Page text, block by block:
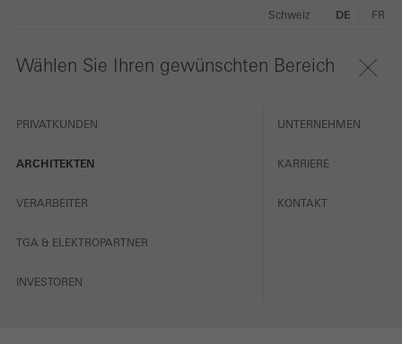
Wählen Sie Ihren gewünschten Bereich
PRIVATKUNDEN
ARCHITEKTEN
VERARBEITER
TGA & ELEKTROPARTNER
INVESTOREN
UNTERNEHMEN
KARRIERE
KONTAKT
Schweiz DE FR